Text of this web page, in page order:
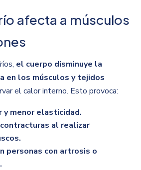
afecta a músculos
el cuerpo disminuye la
en los músculos y tejidos
el calor interno. Esto provoca:
y menor elasticidad.
al realizar
personas con artrosis o